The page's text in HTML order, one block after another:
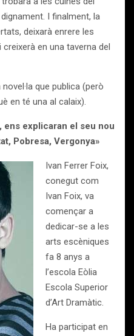
I finalment, la
deixarà enrere les
en una taverna del
que publica (però
en té una al calaix).
ens explicaran el seu nou
Pobresa, Vergonya»
Ivan Ferrer Foix,
conegut com
Ivan Foix, va
començar a
dedicar-se a les
arts escèniques
fa 8 anys a
l’escola Eòlia
Escola Superior
d’Art Dramàtic.
Ha participat en